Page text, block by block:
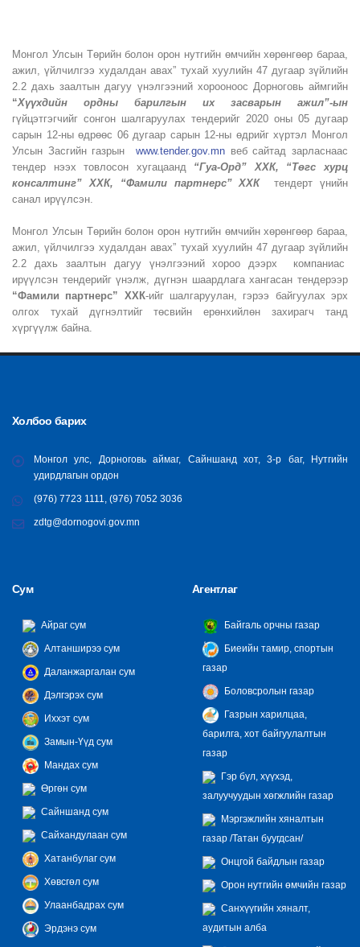
Монгол Улсын Төрийн болон орон нутгийн өмчийн хөрөнгөөр бараа,
ажил, үйлчилгээ худалдан авах” тухай хуулийн 47 дугаар зүйлийн
2.2 дахь заалтын дагуу үнэлгээний хорооноос Дорноговь аймгийн
“Хүүхдийн ордны барилгын их засварын ажил”-ын
гүйцэтгэгчийг сонгон шалгаруулах тендерийг 2020 оны 05 дугаар
сарын 12-ны өдрөөс 06 дугаар сарын 12-ны өдрийг хүртэл Монгол
Улсын Засгийн газрын www.tender.gov.mnвеб сайтад зарласнаас
тендер нээх товлосон хугацаанд “Гуа-Орд” ХХК, “Төгс хурц
консалтинг” ХХК, “Фамили партнерс” ХХКтендерт үнийн
санал ирүүлсэн.
Монгол Улсын Төрийн болон орон нутгийн өмчийн хөрөнгөөр бараа,
ажил, үйлчилгээ худалдан авах” тухай хуулийн 47 дугаар зүйлийн
2.2 дахь заалтын дагуу үнэлгээний хороо дээрх компаниас
ирүүлсэн тендерийг үнэлж, дүгнэн шаардлага хангасан тендерээр
“Фамили партнерс” ХХК-ийг шалгаруулан, гэрээ байгуулах эрх
олгох тухай дүгнэлтийг төсвийн ерөнхийлөн захирагч танд
хүргүүлж байна.
Холбоо барих
Монгол улс, Дорноговь аймаг, Сайншанд хот, 3-р баг, Нутгийн
удирдлагын ордон
(976) 7723 1111, (976) 7052 3036
zdtg@dornogovi.gov.mn
Сум
Айраг сум
Алтанширээ сум
Даланжаргалан сум
Дэлгэрэх сум
Иххэт сум
Замын-Үүд сум
Мандах сум
Өргөн сум
Сайншанд сум
Сайхандулаан сум
Хатанбулаг сум
Хөвсгөл сум
Улаанбадрах сум
Эрдэнэ сум
Агентлаг
Байгаль орчны газар
Биеийн тамир, спортын
газар
Боловсролын газар
Газрын харилцаа,
барилга, хот байгуулалтын
газар
Гэр бүл, хүүхэд,
залуучуудын хөгжлийн газар
Мэргэжлийн хяналтын
газар /Татан буугдсан/
Онцгой байдлын газар
Орон нутгийн өмчийн газар
Санхүүгийн хяналт,
аудитын алба